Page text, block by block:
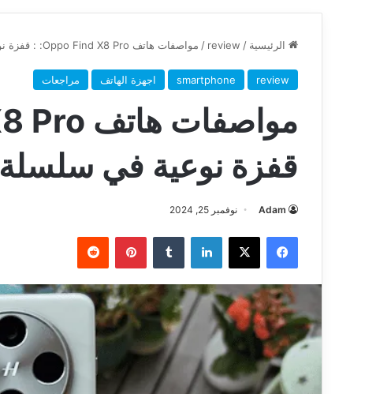
الرئيسية /
review
/ مواصفات هاتف Oppo Find X8 Pro: : قفزة نوعية في سلسلة Find X
review
smartphone اجهزة الهاتف مراجعات
قفزة نوعية في سلسلة Find X
Adam نوفمبر 25, 2024
فيسبوك ‫X لينكدإن بينتيريست